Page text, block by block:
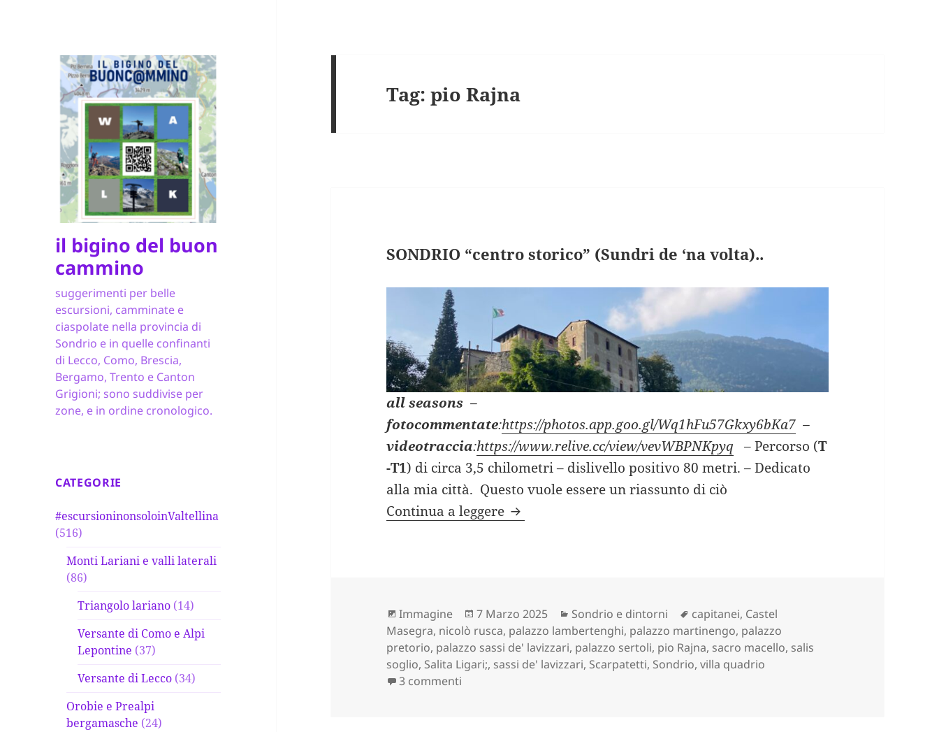
il bigino del buon
cammino
suggerimenti per belle
escursioni, camminate e
ciaspolate nella provincia di
Sondrio e in quelle confinanti
di Lecco, Como, Brescia,
Bergamo, Trento e Canton
Grigioni; sono suddivise per
zone, e in ordine cronologico.
CATEGORIE
#escursioninonsoloinValtellina
(516)
Monti Lariani e valli laterali
(86)
Triangolo lariano (14)
Versante di Como e Alpi
Lepontine (37)
Versante di Lecco (34)
Orobie e Prealpi
bergamasche (24)
Tag:pio Rajna
SONDRIO “centro storico” (Sundri de ‘na volta)..
all seasons –
fotocommentate:https://photos.app.goo.gl/Wq1hFu57Gkxy6bKa7 –
videotraccia:https://www.relive.cc/view/vevWBPNKpyq – Percorso (T
-T1) di circa 3,5 chilometri – dislivello positivo 80 metri. – Dedicato
alla mia città. Questo vuole essere un riassunto di ciò
Continua a leggere SONDRIO “centro storico” (Sundri de ‘na volta)..
Formato
Immagine
Scritto
il
7 Marzo 2025 Categorie
Sondrio e dintorni Tag
capitanei, Castel
Masegra, nicolò rusca, palazzo lambertenghi, palazzo martinengo, palazzo
pretorio, palazzo sassi de' lavizzari, palazzo sertoli, pio Rajna, sacro macello, salis
soglio, Salita Ligari;, sassi de' lavizzari, Scarpatetti, Sondrio,villa quadrio
3 commenti